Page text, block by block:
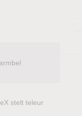
stelt teleur